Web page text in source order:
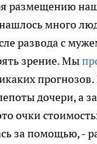
размещению
много
развода с
зрение. Мы
дочери, а
очки
за помощью, -